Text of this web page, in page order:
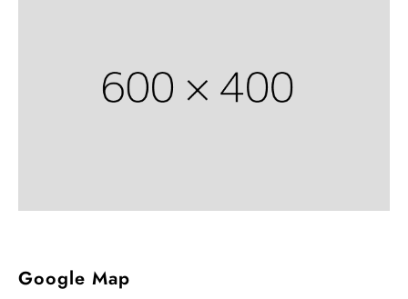
Google Map